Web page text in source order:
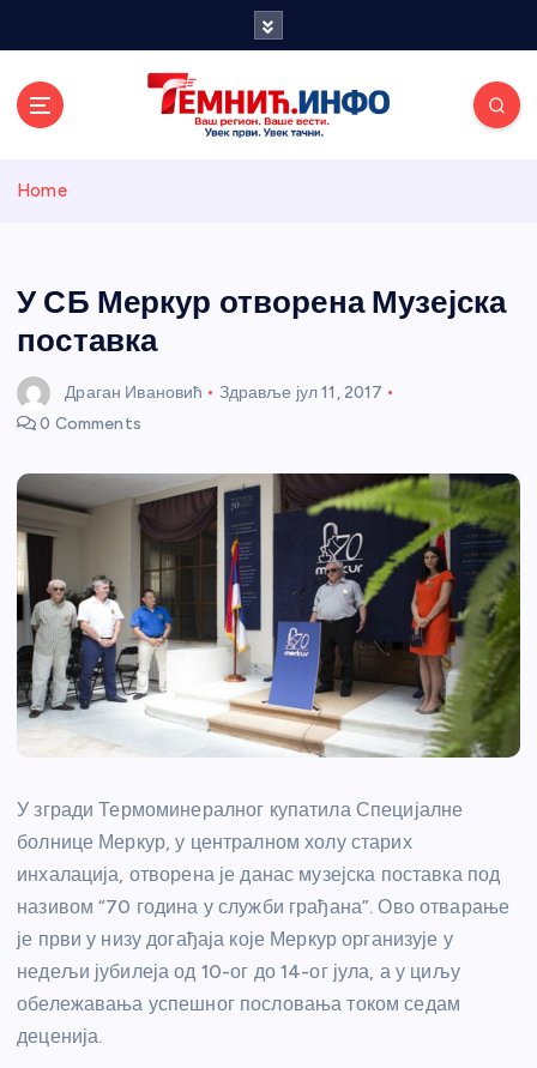
и портал
Home
У СБ Меркур отворена Музејска
поставка
Драган Ивановић Здравље јул 11, 2017
0 Comments
У згради Термоминералног купатила Специјалне
болнице Меркур, у централном холу старих
инхалација, отворена је данас музејска поставка под
називом “70 година у служби грађана”. Ово отварање
је први у низу догађаја које Меркур организује у
недељи јубилеја од 10-ог до 14-ог јула, а у циљу
обележавања успешног пословања током седам
деценија.